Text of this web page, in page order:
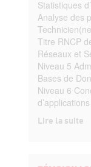
Statistiques
Analyse des
Titre RNCP
Réseaux et
Niveau 5
Bases de
Niveau 6
Lire la suite